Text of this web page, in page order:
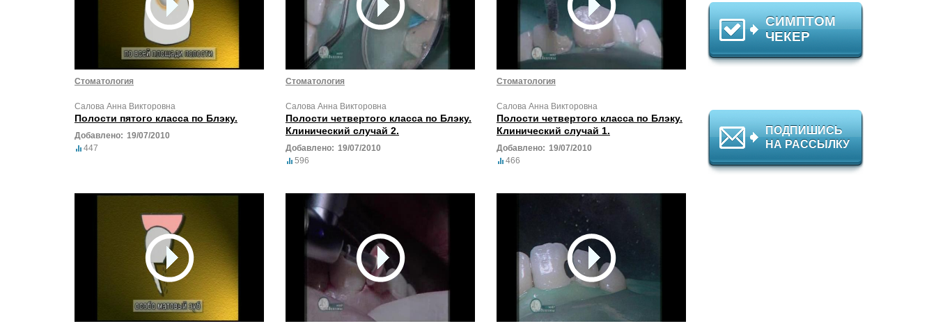
СИМПТОМ
ЧЕКЕР
ПОДПИШИСЬ
НА РАССЫЛКУ
Стоматология
Салова Анна Викторовна
Полости пятого класса по Блэку.
Добавлено: 19/07/2010
447
Стоматология
Салова Анна Викторовна
Полости четвертого класса по Блэку.
Клинический случай 2.
Добавлено: 19/07/2010
596
Стоматология
Салова Анна Викторовна
Полости четвертого класса по Блэку.
Клинический случай 1.
Добавлено: 19/07/2010
466